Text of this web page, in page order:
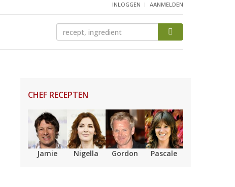
INLOGGEN AANMELDEN
CHEF RECEPTEN
Jamie Nigella Gordon Pascale